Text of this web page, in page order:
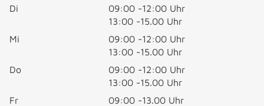
Di
09:00 -12:00 Uhr
13:00 -15.00 Uhr
Mi
09:00 -12:00 Uhr
13:00 -15.00 Uhr
Do
09:00 -12:00 Uhr
13:00 -15.00 Uhr
Fr
09:00 -13.00 Uhr